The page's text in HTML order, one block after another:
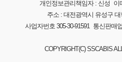
개인정보관리책임자 : 신성 이
주소 : 대전광역시 유성구 대
사업자번호305-30-91591 통신판매
COPYRIGHT(C) SSCABIS